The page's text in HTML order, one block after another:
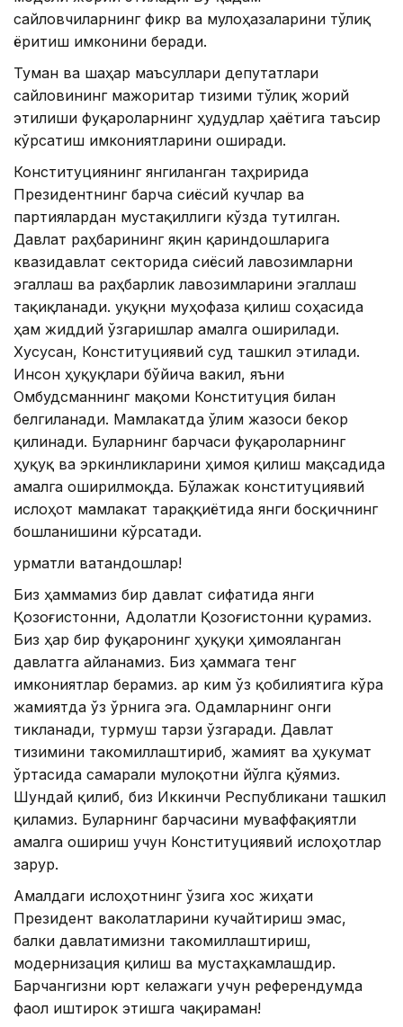
сайловчиларнинг фикр ва мулоҳазаларини тўлиқ
ёритиш имконини беради.
Туман ва шаҳар маъсуллари депутатлари
сайловининг мажоритар тизими тўлиқ жорий
этилиши фуқароларнинг ҳудудлар ҳаётига таъсир
кўрсатиш имкониятларини оширади.
Конституциянинг янгиланган таҳририда
Президентнинг барча сиёсий кучлар ва
партиялардан мустақиллиги кўзда тутилган.
Давлат раҳбарининг яқин қариндошларига
квазидавлат секторида сиёсий лавозимларни
эгаллаш ва раҳбарлик лавозимларини эгаллаш
тақиқланади. Ҳуқуқни муҳофаза қилиш соҳасида
ҳам жиддий ўзгаришлар амалга оширилади.
Хусусан, Конституциявий суд ташкил этилади.
Инсон ҳуқуқлари бўйича вакил, яъни
Омбудсманнинг мақоми Конституция билан
белгиланади. Мамлакатда ўлим жазоси бекор
қилинади. Буларнинг барчаси фуқароларнинг
ҳуқуқ ва эркинликларини ҳимоя қилиш мақсадида
амалга оширилмоқда. Бўлажак конституциявий
ислоҳот мамлакат тараққиётида янги босқичнинг
бошланишини кўрсатади.
Ҳурматли ватандошлар!
Биз ҳаммамиз бир давлат сифатида янги
Қозоғистонни, Адолатли Қозоғистонни қурамиз.
Биз ҳар бир фуқаронинг ҳуқуқи ҳимояланган
давлатга айланамиз. Биз ҳаммага тенг
имкониятлар берамиз. Ҳар ким ўз қобилиятига кўра
жамиятда ўз ўрнига эга. Одамларнинг онги
тикланади, турмуш тарзи ўзгаради. Давлат
тизимини такомиллаштириб, жамият ва ҳукумат
ўртасида самарали мулоқотни йўлга қўямиз.
Шундай қилиб, биз Иккинчи Республикани ташкил
қиламиз. Буларнинг барчасини муваффақиятли
амалга ошириш учун Конституциявий ислоҳотлар
зарур.
Амалдаги ислоҳотнинг ўзига хос жиҳати
Президент ваколатларини кучайтириш эмас,
балки давлатимизни такомиллаштириш,
модернизация қилиш ва мустаҳкамлашдир.
Барчангизни юрт келажаги учун референдумда
фаол иштирок этишга чақираман!